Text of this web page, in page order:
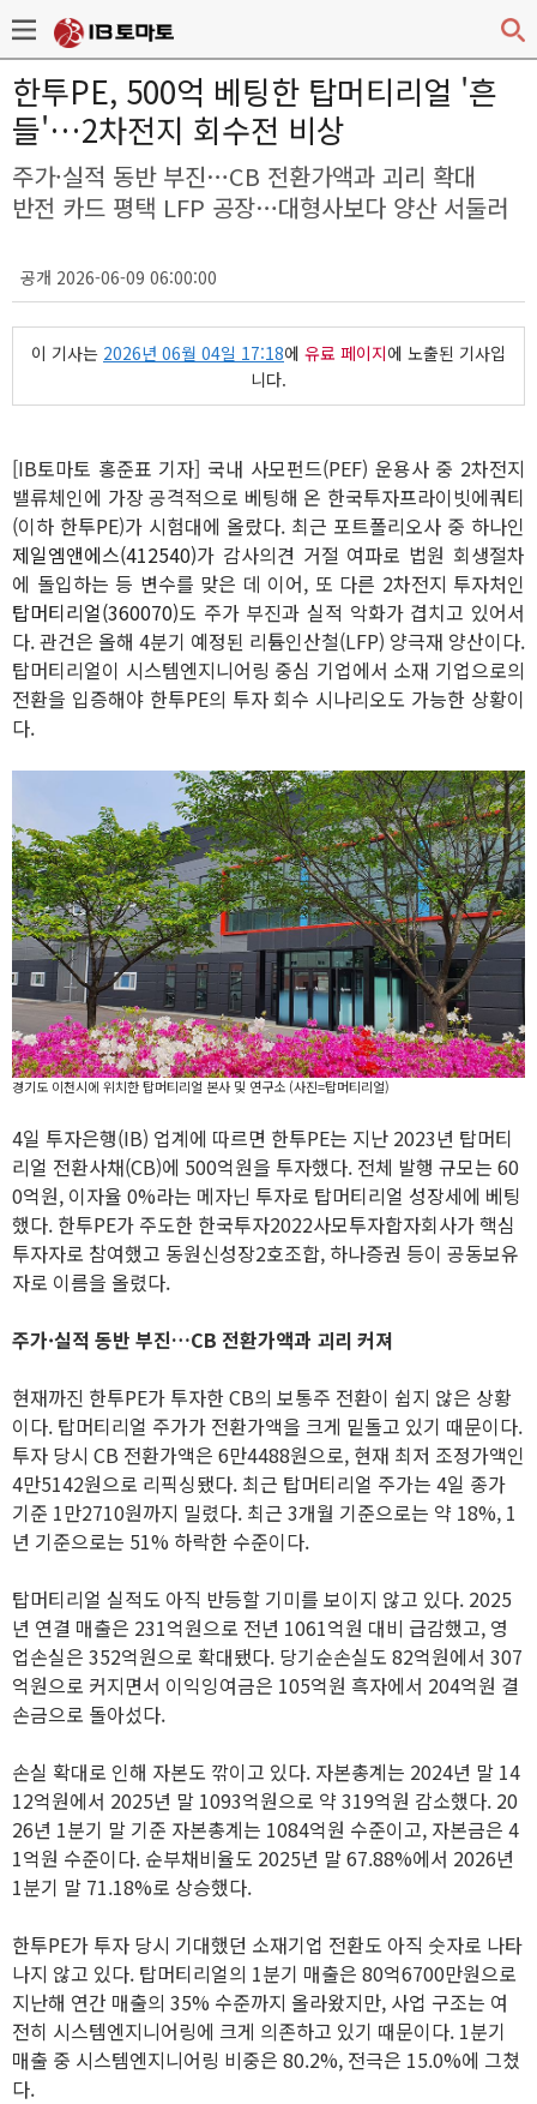
한투PE, 500억 베팅한 탑머티리얼 '흔
들'…2차전지 회수전 비상
주가·실적 동반 부진…CB 전환가액과 괴리 확대
반전 카드 평택 LFP 공장…대형사보다 양산 서둘러
공개 2026-06-09 06:00:00
이 기사는 2026년 06월 04일 17:18에 유료 페이지에 노출된 기사입
니다.
[IB토마토 홍준표 기자] 국내 사모펀드(PEF) 운용사 중 2차전지
밸류체인에 가장 공격적으로 베팅해 온 한국투자프라이빗에쿼티
(이하 한투PE)가 시험대에 올랐다. 최근 포트폴리오사 중 하나인
제일엠앤에스(412540)가 감사의견 거절 여파로 법원 회생절차
에 돌입하는 등 변수를 맞은 데 이어, 또 다른 2차전지 투자처인
탑머티리얼(360070)도 주가 부진과 실적 악화가 겹치고 있어서
다. 관건은 올해 4분기 예정된 리튬인산철(LFP) 양극재 양산이다.
탑머티리얼이 시스템엔지니어링 중심 기업에서 소재 기업으로의
전환을 입증해야 한투PE의 투자 회수 시나리오도 가능한 상황이
다.
경기도 이천시에 위치한 탑머티리얼 본사 및 연구소 (사진=탑머티리얼)
4일 투자은행(IB) 업계에 따르면 한투PE는 지난 2023년 탑머티
리얼 전환사채(CB)에 500억원을 투자했다. 전체 발행 규모는 60
0억원, 이자율 0%라는 메자닌 투자로 탑머티리얼 성장세에 베팅
했다. 한투PE가 주도한 한국투자2022사모투자합자회사가 핵심
투자자로 참여했고 동원신성장2호조합, 하나증권 등이 공동보유
자로 이름을 올렸다.
주가·실적 동반 부진…CB 전환가액과 괴리 커져
현재까진 한투PE가 투자한 CB의 보통주 전환이 쉽지 않은 상황
이다. 탑머티리얼 주가가 전환가액을 크게 밑돌고 있기 때문이다.
투자 당시 CB 전환가액은 6만4488원으로, 현재 최저 조정가액인
4만5142원으로 리픽싱됐다. 최근 탑머티리얼 주가는 4일 종가
기준 1만2710원까지 밀렸다. 최근 3개월 기준으로는 약 18%, 1
년 기준으로는 51% 하락한 수준이다.
탑머티리얼 실적도 아직 반등할 기미를 보이지 않고 있다. 2025
년 연결 매출은 231억원으로 전년 1061억원 대비 급감했고, 영
업손실은 352억원으로 확대됐다. 당기순손실도 82억원에서 307
억원으로 커지면서 이익잉여금은 105억원 흑자에서 204억원 결
손금으로 돌아섰다.
손실 확대로 인해 자본도 깎이고 있다. 자본총계는 2024년 말 14
12억원에서 2025년 말 1093억원으로 약 319억원 감소했다. 20
26년 1분기 말 기준 자본총계는 1084억원 수준이고, 자본금은 4
1억원 수준이다. 순부채비율도 2025년 말 67.88%에서 2026년
1분기 말 71.18%로 상승했다.
한투PE가 투자 당시 기대했던 소재기업 전환도 아직 숫자로 나타
나지 않고 있다. 탑머티리얼의 1분기 매출은 80억6700만원으로
지난해 연간 매출의 35% 수준까지 올라왔지만, 사업 구조는 여
전히 시스템엔지니어링에 크게 의존하고 있기 때문이다. 1분기
매출 중 시스템엔지니어링 비중은 80.2%, 전극은 15.0%에 그쳤
다.